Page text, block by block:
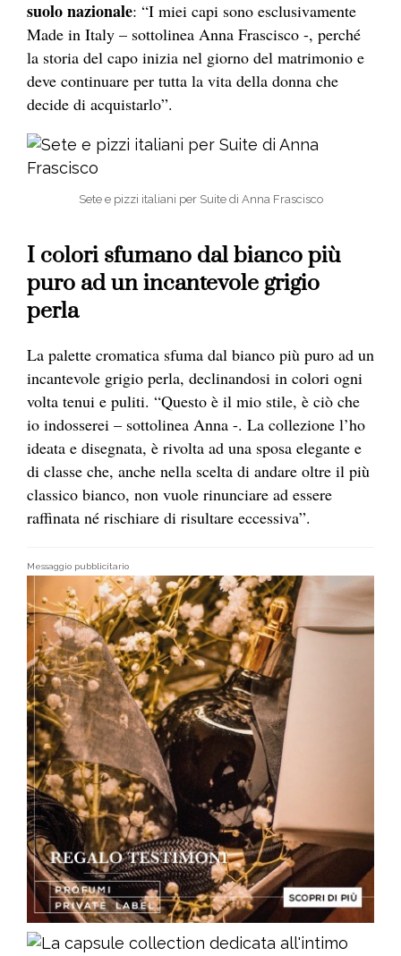
suolo nazionale: “I miei capi sono esclusivamente
Made in Italy – sottolinea Anna Frascisco -, perché
la storia del capo inizia nel giorno del matrimonio e
deve continuare per tutta la vita della donna che
decide di acquistarlo”.
Sete e pizzi italiani per Suite di Anna Frascisco
I colori sfumano dal bianco più
puro ad un incantevole grigio
perla
La palette cromatica sfuma dal bianco più puro ad un
incantevole grigio perla, declinandosi in colori ogni
volta tenui e puliti. “Questo è il mio stile, è ciò che
io indosserei – sottolinea Anna -. La collezione l’ho
ideata e disegnata, è rivolta ad una sposa elegante e
di classe che, anche nella scelta di andare oltre il più
classico bianco, non vuole rinunciare ad essere
raffinata né rischiare di risultare eccessiva”.
Messaggio pubblicitario